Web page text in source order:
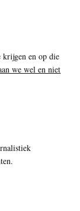
krijgen en op die
we wel en niet